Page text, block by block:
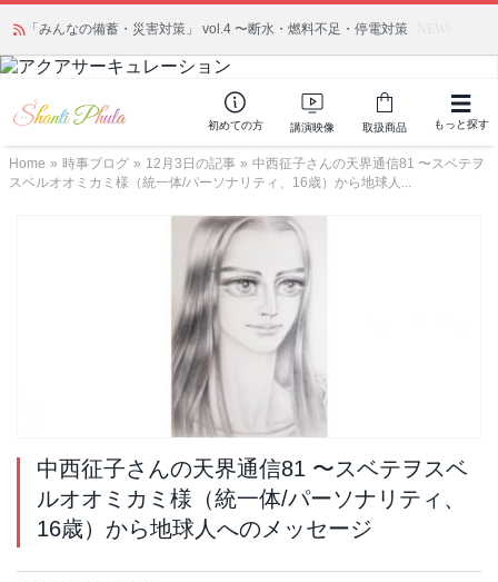
「みんなの備蓄・災害対策」 vol.4 〜断水・燃料不足・停電対策
初めての方 講演映像 取扱商品 もっと探す
Home » 時事ブログ » 12月3日の記事 » 中西征子さんの天界通信81 〜スベテヲ
スベルオオミカミ様（統一体/パーソナリティ、16歳）から地球人...
中西征子さんの天界通信81 〜スベテヲスベ
ルオオミカミ様（統一体/パーソナリティ、
16歳）から地球人へのメッセージ